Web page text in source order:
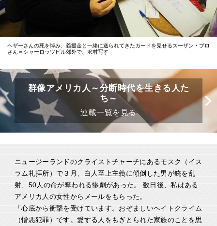
ヘザーさんの死を悼み、義援金と一緒に送られてきたカードを見せるスーザン・ブロ
さん＝シャーロッツビル郊外で、沢村写す
群像アメリカ人～分断時代を生きる人た
ち～
連載一覧を見る
ニュージーランドのクライストチャーチにあるモスク（イス
ラム礼拝所）で３月、白人至上主義に傾倒した男が銃を乱
射、50人の命が奪われる惨劇があった。 数日後、私はある
アメリカ人の女性からメールをもらった。
「心底から衝撃を受けています。おぞましいヘイトクライム
（憎悪犯罪）です。愛する人をもぎとられた家族のことを思